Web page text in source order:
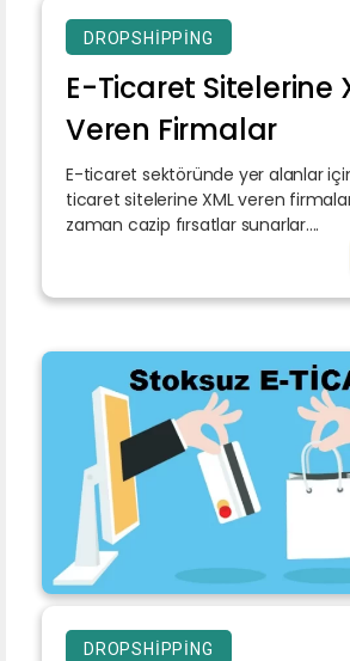
DROPSHIPPING
E-Ticaret Sitelerine
Veren Firmalar
E-ticaret sektöründe yer alanlar
ticaret sitelerine XML veren
zaman cazip fırsatlar sunarlar....
DROPSHIPPING